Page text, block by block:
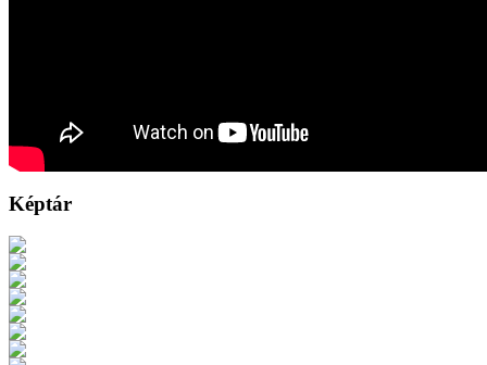
Képtár